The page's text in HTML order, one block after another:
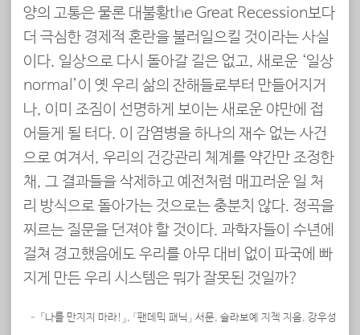
양의 고통은 물론 대불황the Great Recession보다
더 극심한 경제적 혼란을 불러일으킬 것이라는 사실
이다. 일상으로 다시 돌아갈 길은 없고, 새로운 ‘일상
normal’이 옛 우리 삶의 잔해들로부터 만들어지거
나, 이미 조짐이 선명하게 보이는 새로운 야만에 접
어들게 될 터다. 이 감염병을 하나의 재수 없는 사건
으로 여겨서, 우리의 건강관리 체계를 약간만 조정한
채, 그 결과들을 삭제하고 예전처럼 매끄러운 일 처
리 방식으로 돌아가는 것으로는 충분치 않다. 정곡을
찌르는 질문을 던져야 할 것이다. 과학자들이 수년에
걸쳐 경고했음에도 우리를 아무 대비 없이 파국에 빠
지게 만든 우리 시스템은 뭐가 잘못된 것일까?
– 「나를 만지지 마라!」, 『팬데믹 패닉』 서문, 슬라보예 지젝 지음, 강우성